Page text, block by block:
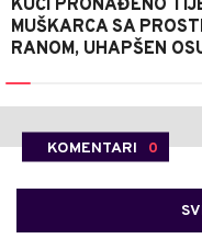
KUĆI PRONAĐENO
MUŠKARCA SA
RANOM, UHAPŠEN
KOMENTARI 0